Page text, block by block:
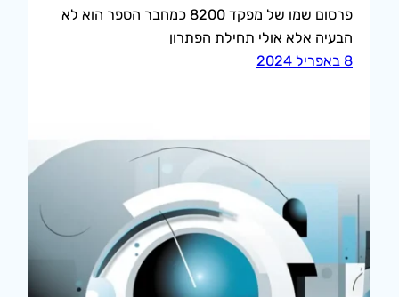
פרסום שמו של מפקד 8200 כמחבר הספר הוא לא
הבעיה אלא אולי תחילת הפתרון
8 באפריל 2024